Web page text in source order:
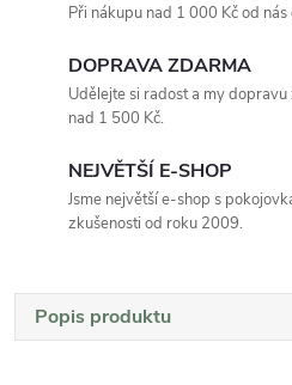
Při nákupu nad 1 000 Kč od
DOPRAVA ZDARMA
Udělejte si radost a my
nad 1 500 Kč.
NEJVĚTŠÍ E-SHOP
Jsme největší e-shop s
zkušenosti od roku 2009.
Popis produktu